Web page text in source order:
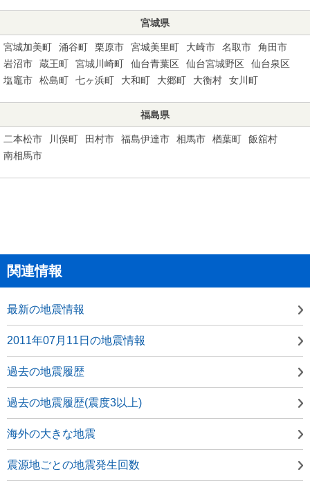
宮城県
宮城加美町 涌谷町 栗原市 宮城美里町 大崎市 名取市
角田市
岩沼市
蔵王町 宮城川崎町 仙台青葉区 仙台宮城野区
仙台泉区
塩竈市
松島町 七ヶ浜町 大和町 大郷町 大衡村 女川町
福島県
二本松市 川俣町 田村市 福島伊達市 相馬市 楢葉町
飯舘村
南相馬市
関連情報
最新の地震情報
2011年07月11日の地震情報
過去の地震履歴
過去の地震履歴(震度3以上)
海外の大きな地震
震源地ごとの地震発生回数